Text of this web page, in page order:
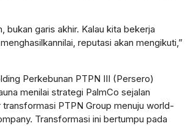
, bukan garis akhir. Kalau kita bekerja
menghasilkannilai, reputasi akan mengikuti,”
Perkebunan PTPN III (Persero)
menilai strategi PalmCo sejalan
transformasi PTPN Group menuju world-
Transformasi ini bertumpu pada